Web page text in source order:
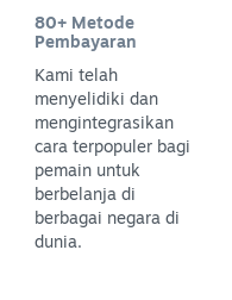
80+ Metode
Pembayaran
Kami telah
menyelidiki dan
mengintegrasikan
cara terpopuler bagi
pemain untuk
berbelanja di
berbagai negara di
dunia.